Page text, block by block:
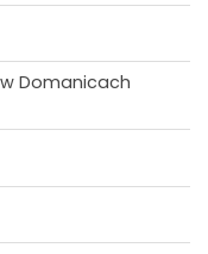
Domanicach